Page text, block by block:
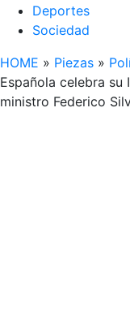
Deportes
Sociedad
HOME » Piezas »
Española celebra su
ministro Federico